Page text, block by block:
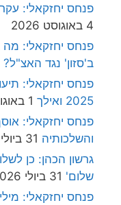
פנחס יחזקאלי:
4 באוגוסט 2026
פנחס יחזקאלי: מה
ב'סזון' נגד האצ"ל?
פנחס יחזקאלי:
2025 ואילך
1 באוגוסט 2026
פנחס יחזקאלי:
והשלכותיה 31 ביולי 2026
גרשון הכהן: כן
שלום' 31 ביולי 2026
פנחס יחזקאלי: